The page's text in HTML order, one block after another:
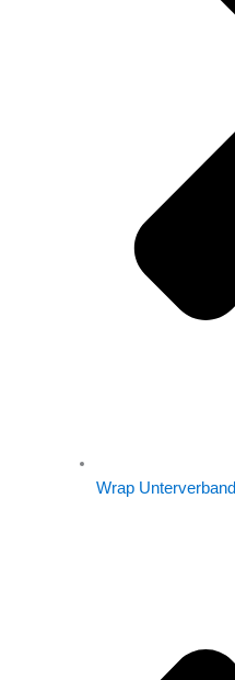
Wrap Unterverband